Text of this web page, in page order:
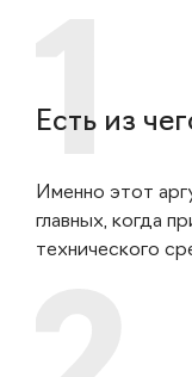
Есть из
Именно этот
главных, когда
технического